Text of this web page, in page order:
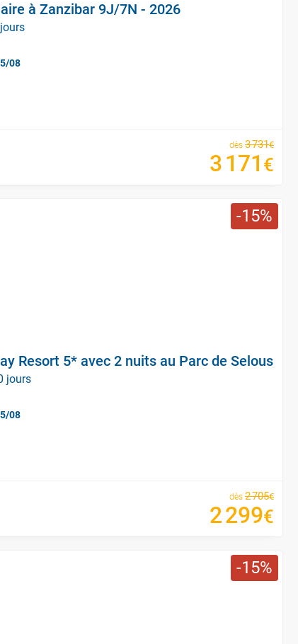
à Zanzibar 9J/7N - 2026
08
dès 3731€
3171 €
15
Resort 5* avec 2 nuits au Parc de Selous
jours
08
dès 2705€
2299€
15